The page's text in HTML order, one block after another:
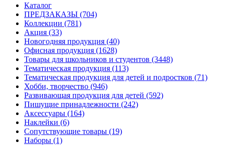
Каталог
ПРЕДЗАКАЗЫ (704)
Коллекции (781)
Акция (33)
Новогодняя продукция (40)
Офисная продукция (1628)
Товары для школьников и студентов (3448)
Тематическая продукция (113)
Тематическая продукция для детей и подростков (71)
Хобби, творчество (946)
Развивающая продукция для детей (592)
Пишущие принадлежности (242)
Аксессуары (164)
Наклейки (6)
Сопутствующие товары (19)
Наборы (1)